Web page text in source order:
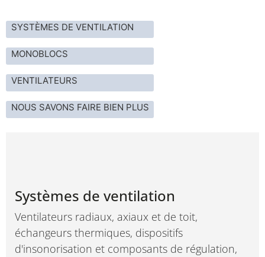
SYSTÈMES DE VENTILATION
MONOBLOCS
VENTILATEURS
NOUS SAVONS FAIRE BIEN PLUS
Systèmes de ventilation
Ventilateurs radiaux, axiaux et de toit,
échangeurs thermiques, dispositifs
d'insonorisation et composants de régulation,